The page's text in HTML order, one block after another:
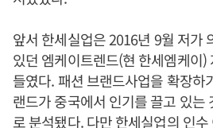
앞서 한세실업은 2016년 9월 저가
있던 엠케이트렌드(현 한세엠케이
들였다. 패션 브랜드사업을 확장하
랜드가 중국에서 인기를 끌고 있는
로 분석됐다. 다만 한세실업의 인